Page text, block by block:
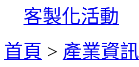
客製化活動
首頁 > 產業資訊